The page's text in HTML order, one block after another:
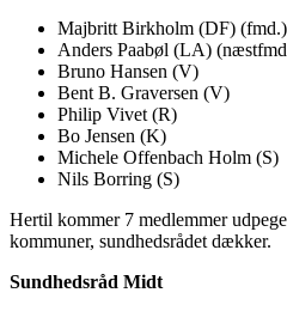
Majbritt Birkholm (DF) (fmd.)
Anders Paabøl (LA)
Bruno Hansen (V)
Bent B. Graversen (V)
Philip Vivet (R)
Bo Jensen (K)
Michele Offenbach Holm (S)
Nils Borring (S)
Hertil kommer 7 medlemmer
kommuner, sundhedsrådet dækker.
Sundhedsråd Midt